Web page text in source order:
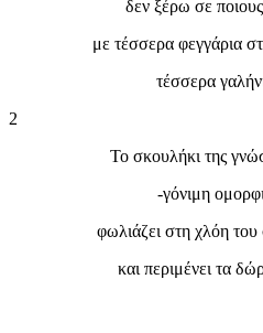
δεν ξέρω σε
με τέσσερα φεγγάρια
τέσσερα
2
Το σκουλήκι της
-γόνιμη
φωλιάζει στη χλόη
και περιμένει τα